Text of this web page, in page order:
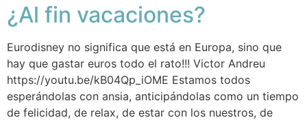
¿Al fin vacaciones?
Eurodisney no significa que está en Europa, sino que
hay que gastar euros todo el rato!!! Victor Andreu
https://youtu.be/kB04Qp_iOME Estamos todos
esperándolas con ansia, anticipándolas como un tiempo
de felicidad, de relax, de estar con los nuestros, de